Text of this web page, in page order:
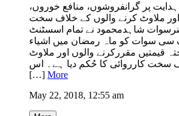
پر گرانفروشوں، منافع خوروں،
اور ملاوٹ کرنے والوں کے خلاف سخت
شاہدمحمود نے تمام اسسٹنٹ
سی سوات کو ماہ رمضان میں اشیاء
قیمتیں مقررکرنے والوں اور ملاوٹ
سخت کارروائی کا حُکم دیا ہے۔ اس
[…] More
May 22, 2018, 12:55 am